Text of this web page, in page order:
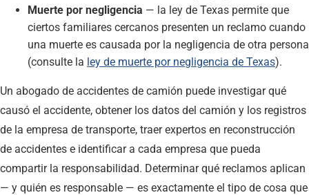
Muerte por negligencia — la ley de Texas permite que
ciertos familiares cercanos presenten un reclamo cuando
una muerte es causada por la negligencia de otra persona
(consulte la ley de muerte por negligencia de Texas).
Un abogado de accidentes de camión puede investigar qué
causó el accidente, obtener los datos del camión y los registros
de la empresa de transporte, traer expertos en reconstrucción
de accidentes e identificar a cada empresa que pueda
compartir la responsabilidad. Determinar qué reclamos aplican
— y quién es responsable — es exactamente el tipo de cosa que